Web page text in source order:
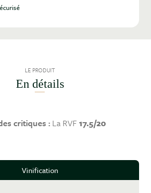
LE PRODUIT
En détails
critiques : La RVF 17.5/20
Vinification